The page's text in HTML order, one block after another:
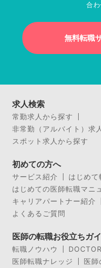
合わ
無料転職
求人検索
常勤求人から探す
非常勤（アルバイト）求
スポット求人から探す
初めての方へ
サービス紹介
はじめ
はじめての医師転職マニ
キャリアパートナー紹介
よくあるご質問
医師の転職お役立ちガ
転職ノウハウ
医師転職ナレッジ
医師